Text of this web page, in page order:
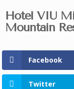
BOOK A
Hotel VIU
Mountain
Facebook
Twitter